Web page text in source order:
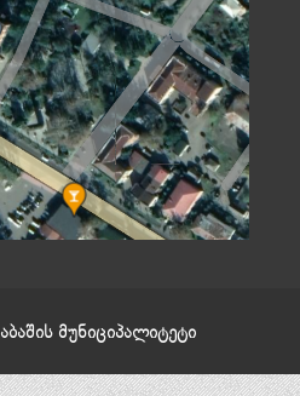
აბაშის მუნიციპალიტეტი